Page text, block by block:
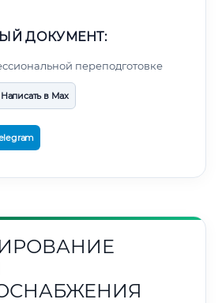
ДОКУМЕНТ:
переподготовке
Написать в Max